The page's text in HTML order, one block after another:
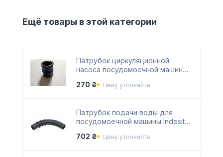
Ещё товары в этой категории
Патрубок циркуляционной
насоса посудомоечной машины
270 ₴ Цену уточняйте
Патрубок подачи воды для
посудомоечной машины Indesit
702 ₴ Цену уточняйте